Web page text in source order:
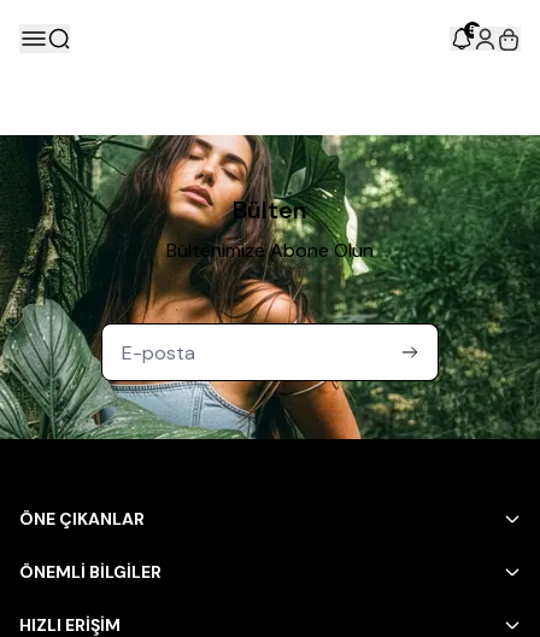
5
Bülten
Bültenimize Abone Olun
ÖNE ÇIKANLAR
ÖNEMLİ BİLGİLER
HIZLI ERİŞİM